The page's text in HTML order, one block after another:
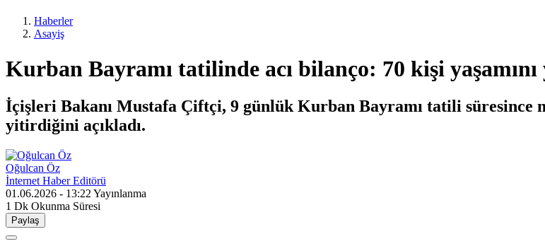
Haberler
Asayiş
Kurban Bayramı tatilinde acı bilanço: 70 kişi
İçişleri Bakanı Mustafa Çiftçi, 9 günlük Kurban Bayramı tatili süresince
yitirdiğini açıkladı.
Oğulcan Öz
İnternet Haber Editörü
01.06.2026 - 13:22 Yayınlanma
1 Dk Okunma Süresi
Paylaş